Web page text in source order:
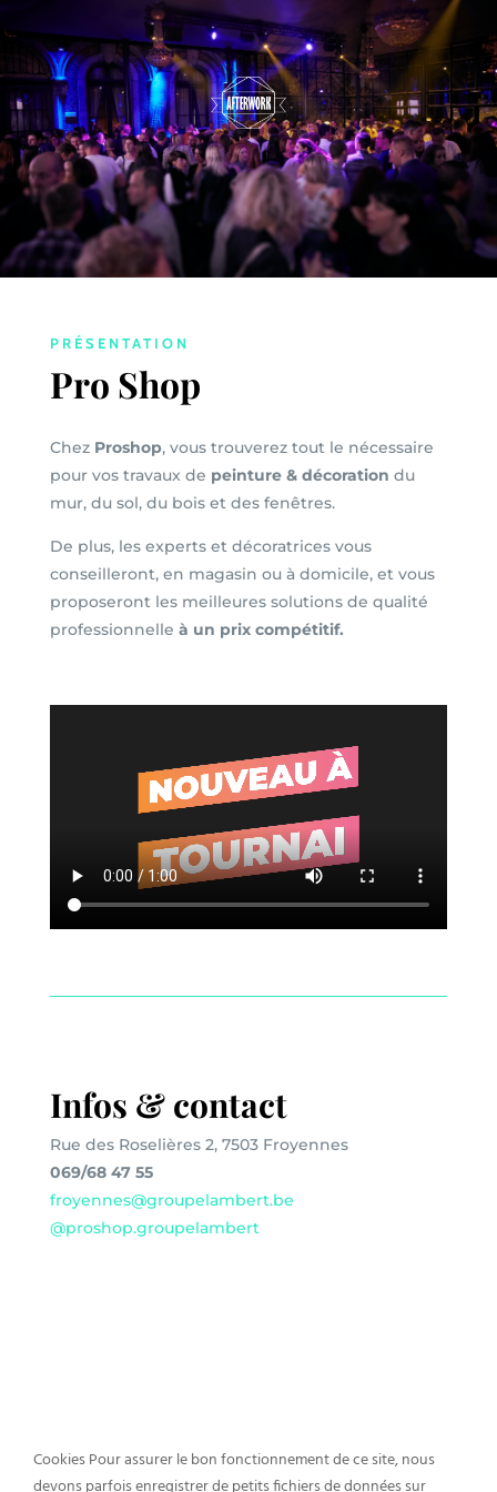
PRÉSENTATION
Pro Shop
Chez Proshop, vous trouverez tout le nécessaire
pour vos travaux de peinture & décoration du
mur, du sol, du bois et des fenêtres.
De plus, les experts et décoratrices vous
conseilleront, en magasin ou à domicile, et vous
proposeront les meilleures solutions de qualité
professionnelle à un prix compétitif.
Infos & contact
Rue des Roselières 2, 7503 Froyennes
069/68 47 55
froyennes@groupelambert.be
@proshop.groupelambert
Un événement créé par
Cookies Pour assurer le bon fonctionnement de ce site, nous